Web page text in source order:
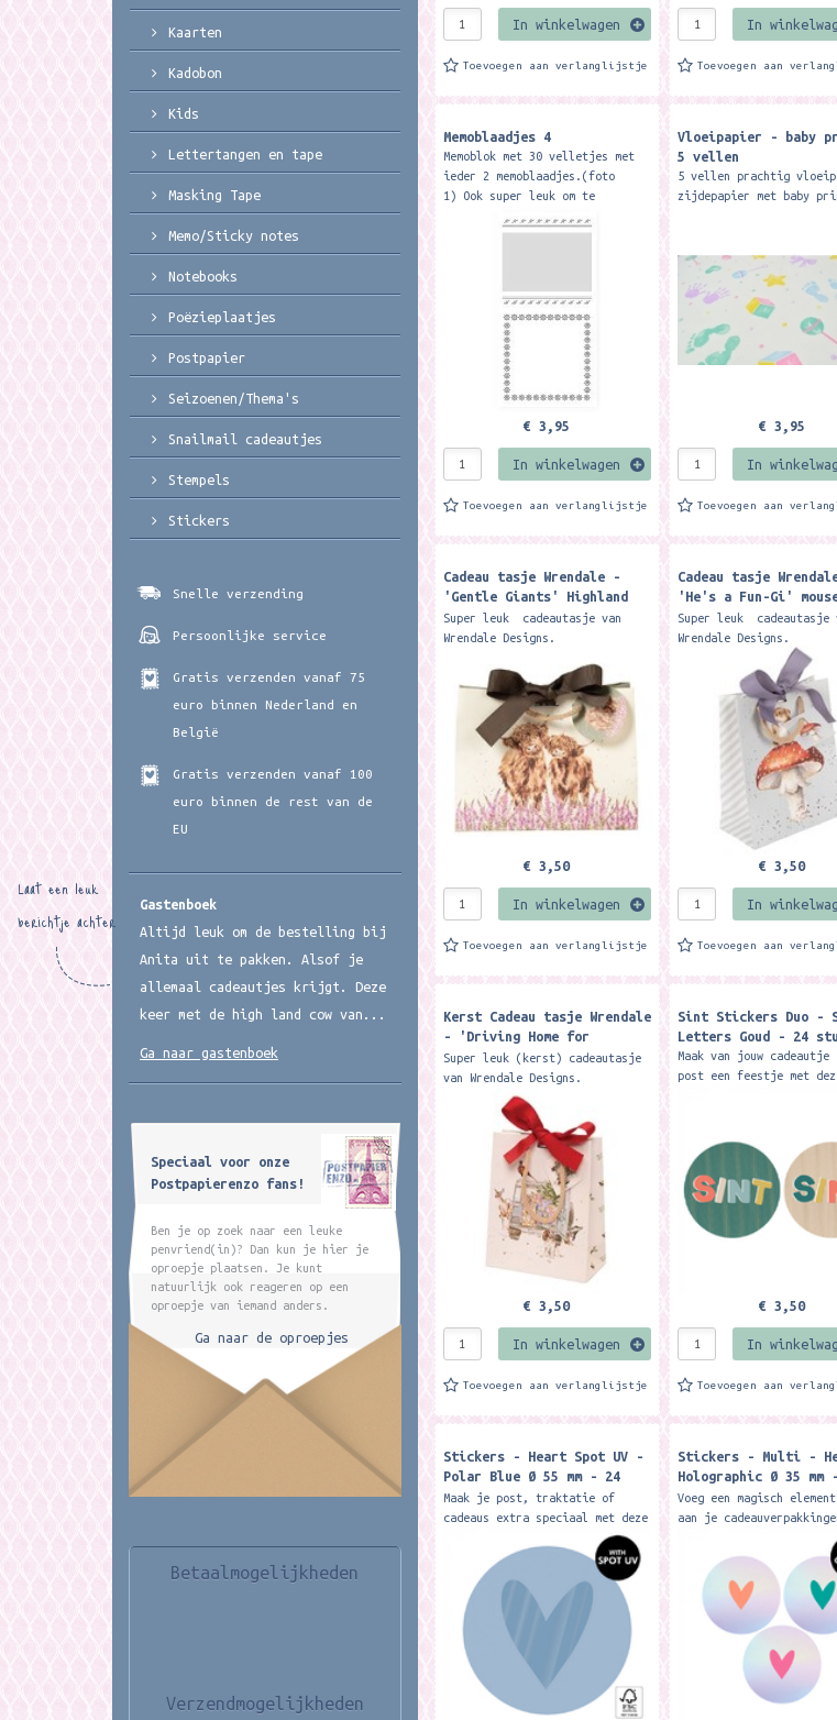
In winkelwagen
Toevoegen aan verlanglijstje
In
Toevoegen aan
Memoblaadjes 4
Memoblok met 30 velletjes met
ieder 2 memoblaadjes.(foto
1) Ook super leuk om te
(bullet)journal. Formaat blok
€ 3,95
In winkelwagen
Toevoegen aan verlanglijstje
Vloeipapier - baby
5 vellen
5 vellen prachtig
zijdepapier met baby
€ 3,95
In
Toevoegen aan
Cadeau tasje Wrendale -
'Gentle Giants' Highland
Cow Small Gift Bag
Super leuk cadeautasje van
Wrendale Designs.
Available in three gorgeous
illustrated designs, this
€ 3,50
In winkelwagen
Toevoegen aan verlanglijstje
Cadeau tasje
'He's a Fun-Gi'
Gift Bag
Super leuk cadeautasje
Wrendale Designs.
Formaat: 190mm x 150mm x
Package a gift perfectly
this beautiful ribbon
€ 3,50
In
Toevoegen aan
Kerst Cadeau tasje Wrendale
- 'Driving Home for
Christmas' Small Animal
Gift Bag
Super leuk (kerst) cadeautasje
van Wrendale Designs.
Formaat: 190mm x 150mm x 80mm.
Our fabulously festive ribbon
tied small gift bag...
€ 3,50
In winkelwagen
Toevoegen aan verlanglijstje
Sint Stickers Duo -
Letters Goud - 24
Maak van jouw
post een feestje met
€ 3,50
In
Toevoegen aan
Stickers - Heart Spot UV -
Polar Blue Ø 55 mm - 24
stuks
Maak je post, traktatie of
cadeaus extra speciaal met deze
prachtige grote hartvormige
sticker. Het hartje heeft een
glanzende spot UV-afwerking
en...
Stickers - Multi -
Holographic Ø 35 mm
stuks
Voeg een magisch
aan je
traktatie, of post met
stickers op holografisch
papier. De set bevat
Kaarten
Kadobon
Kids
Lettertangen en tape
Masking Tape
Memo/Sticky notes
Notebooks
Poëzieplaatjes
Postpapier
Seizoenen/Thema's
Snailmail cadeautjes
Stempels
Stickers
Snelle verzending
Persoonlijke service
Gratis verzenden vanaf 75
euro binnen Nederland en
België
Gratis verzenden vanaf 100
euro binnen de rest van de
EU
Gastenboek
Altijd leuk om de bestelling bij
Anita uit te pakken. Alsof je
allemaal cadeautjes krijgt. Deze
keer met de high land cow van...
Laat een leuk
berichtje achter
Ga naar gastenboek
Speciaal voor onze
Postpapierenzo fans!
Ben je op zoek naar een leuke
penvriend(in)? Dan kun je hier je
oproepje plaatsen. Je kunt
natuurlijk ook reageren op een
oproepje van iemand anders.
Ga naar de oproepjes
Betaalmogelijkheden
Verzendmogelijkheden